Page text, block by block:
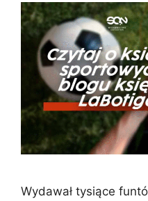
Wydawał tysiące